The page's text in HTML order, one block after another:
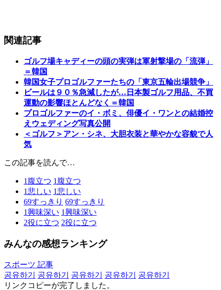
関連記事
ゴルフ場キャディーの頭の実弾は軍射撃場の「流弾」
＝韓国
韓国女子プロゴルファーたちの「東京五輪出場競争」
ビールは９０％急減したが…日本製ゴルフ用品、不買
運動の影響ほとんどなく＝韓国
プロゴルファーのイ・ボミ、俳優イ・ワンとの結婚控
えウェディング写真公開
＜ゴルフ＞アン・シネ、大胆衣装と華やかな容貌で人
気
この記事を読んで…
1 腹立つ 1 腹立つ
1悲しい 1悲しい
69すっきり 69すっきり
1興味深い 1興味深い
2役に立つ 2役に立つ
みんなの感想ランキング
スポーツ 記事
공유하기
공유하기 공유하기 공유하기
공유하기
リンクコピーが完了しました。